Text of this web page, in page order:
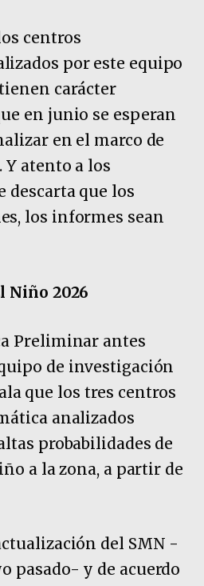
centros
por este equipo
carácter
en junio se esperan
en el marco de
Y atento a los
descarta que los
los informes sean
Niño 2026
Preliminar antes
de investigación
que los tres centros
analizados
probabilidades de
a la zona, a partir de
del SMN -
pasado- y de acuerdo